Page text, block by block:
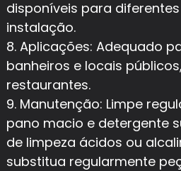
disponíveis para
instalação.
8. Aplicações: Adequado
banheiros e locais
restaurantes.
9. Manutenção: Limpe
pano macio e detergente
de limpeza ácidos ou
substitua regularmente